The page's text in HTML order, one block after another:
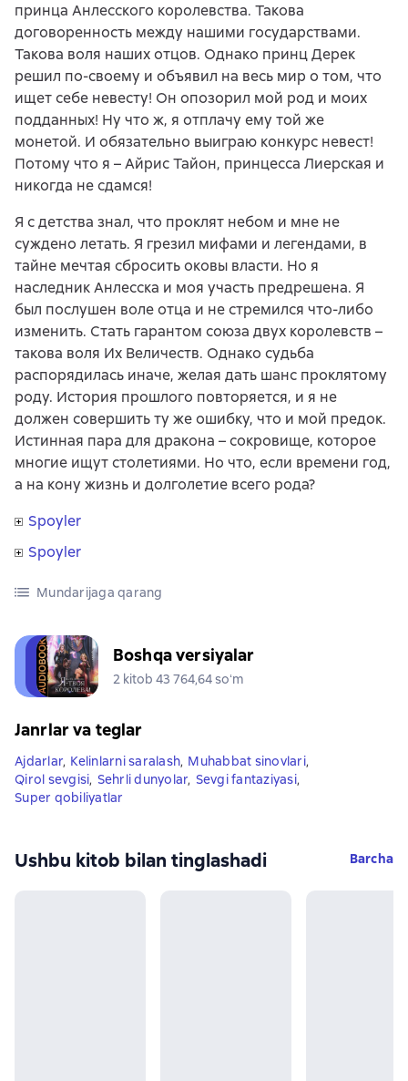
принца Анлесского королевства. Такова
договоренность между нашими государствами.
Такова воля наших отцов. Однако принц Дерек
решил по-своему и объявил на весь мир о том, что
ищет себе невесту! Он опозорил мой род и моих
подданных! Ну что ж, я отплачу ему той же
монетой. И обязательно выиграю конкурс невест!
Потому что я – Айрис Тайон, принцесса Лиерская и
никогда не сдамся!
Я с детства знал, что проклят небом и мне не
суждено летать. Я грезил мифами и легендами, в
тайне мечтая сбросить оковы власти. Но я
наследник Анлесска и моя участь предрешена. Я
был послушен воле отца и не стремился что-либо
изменить. Стать гарантом союза двух королевств –
такова воля Их Величеств. Однако судьба
распорядилась иначе, желая дать шанс проклятому
роду. История прошлого повторяется, и я не
должен совершить ту же ошибку, что и мой предок.
Истинная пара для дракона – сокровище, которое
многие ищут столетиями. Но что, если времени год,
а на кону жизнь и долголетие всего рода?
Spoyler
Spoyler
Mundarijaga qarang
Boshqa versiyalar
2 kitob 43 764,64 soʻm
Janrlar va teglar
Ajdarlar, Kelinlarni saralash, Muhabbat sinovlari,
Qirol sevgisi, Sehrli dunyolar, Sevgi fantaziyasi,
Super qobiliyatlar
Ushbu kitob bilan tinglashadi Barcha